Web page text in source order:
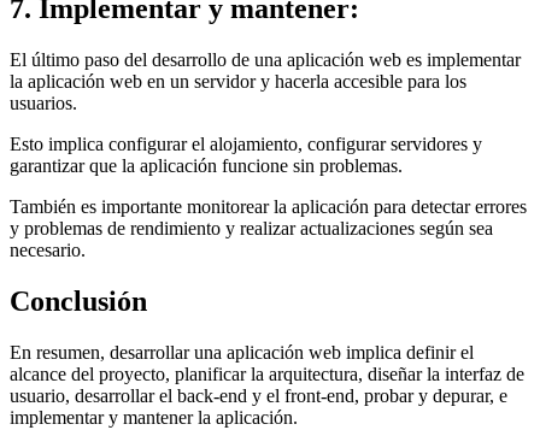
7. Implementar y mantener:
El último paso del desarrollo de una aplicación web es implementar
la aplicación web en un servidor y hacerla accesible para los
usuarios.
Esto implica configurar el alojamiento, configurar servidores y
garantizar que la aplicación funcione sin problemas.
También es importante monitorear la aplicación para detectar errores
y problemas de rendimiento y realizar actualizaciones según sea
necesario.
Conclusión
En resumen, desarrollar una aplicación web implica definir el
alcance del proyecto, planificar la arquitectura, diseñar la interfaz de
usuario, desarrollar el back-end y el front-end, probar y depurar, e
implementar y mantener la aplicación.